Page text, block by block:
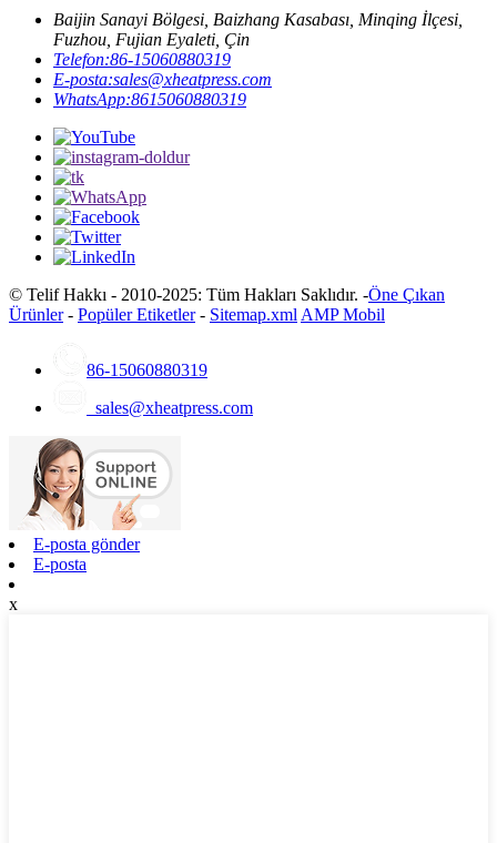
Baijin Sanayi Bölgesi, Baizhang Kasabası, Minqing İlçesi,
Fuzhou, Fujian Eyaleti, Çin
Telefon:86-15060880319
E-posta:sales@xheatpress.com
WhatsApp:8615060880319
© Telif Hakkı - 2010-2025: Tüm Hakları Saklıdır. -Öne Çıkan
Ürünler- Popüler Etiketler- Sitemap.xml AMP Mobil
86-15060880319
sales@xheatpress.com
E-posta gönder
E-posta
x